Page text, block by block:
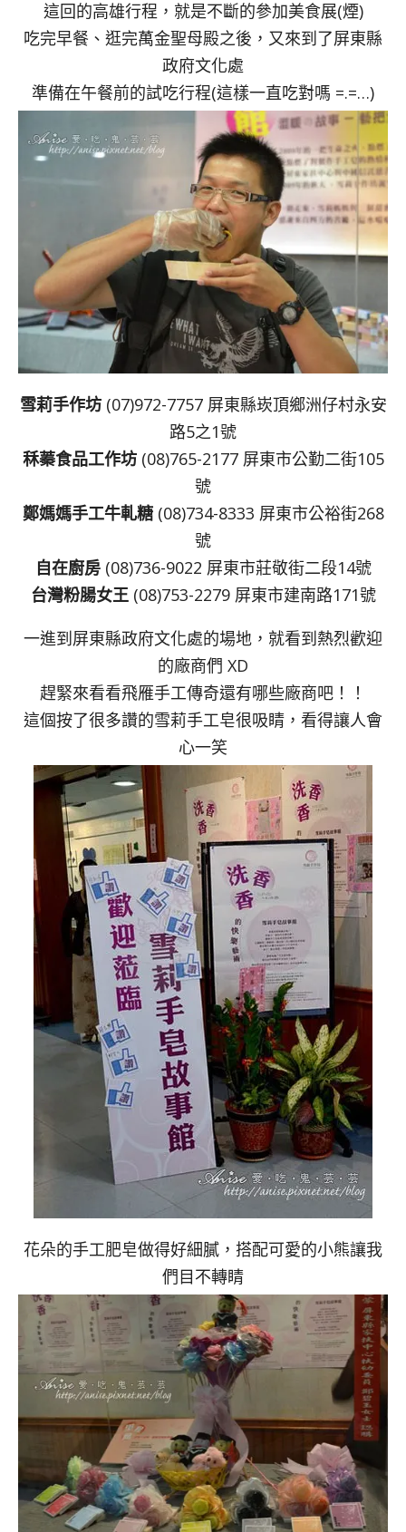
這回的高雄行程，就是不斷的參加美食展(煙)
吃完早餐、逛完萬金聖母殿之後，又來到了屏東縣
政府文化處
準備在午餐前的試吃行程(這樣一直吃對嗎 =.=…)
雪莉手作坊(07)972-7757 屏東縣崁頂鄉洲仔村永安
路5之1號
秝蓁食品工作坊 (08)765-2177 屏東市公勤二街105
號
鄭媽媽手工牛軋糖(08)734-8333 屏東市公裕街268
號
自在廚房(08)736-9022 屏東市莊敬街二段14號
台灣粉腸女王 (08)753-2279 屏東市建南路171號
一進到屏東縣政府文化處的場地，就看到熱烈歡迎
的廠商們 XD
趕緊來看看飛雁手工傳奇還有哪些廠商吧！！
這個按了很多讚的雪莉手工皂很吸睛，看得讓人會
心一笑
花朵的手工肥皂做得好細膩，搭配可愛的小熊讓我
們目不轉睛